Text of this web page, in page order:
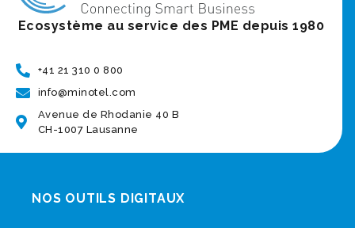
Ecosystème au service des PME depuis 1980
+41 21 310 0 800
info@minotel.com
Avenue de Rhodanie 40 B
CH-1007 Lausanne
NOS OUTILS DIGITAUX